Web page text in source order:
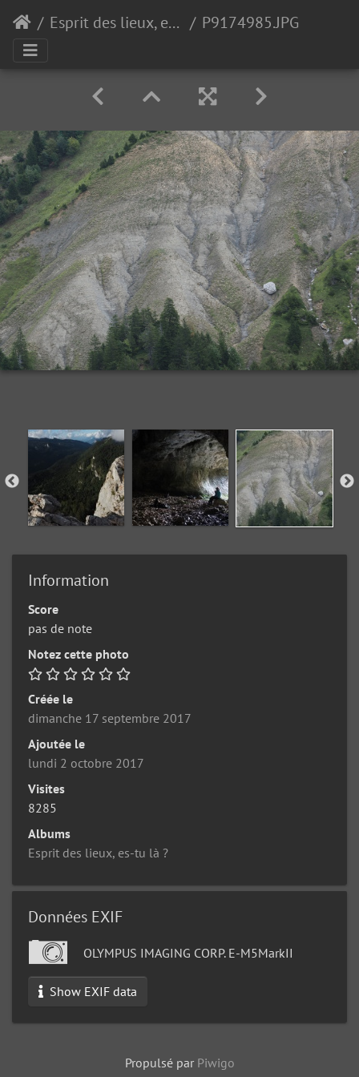
Esprit des lieux, es-tu là ? P9174985.JPG
Information
Score
pas de note
Notez cette photo
Créée le
dimanche 17 septembre 2017
Ajoutée le
lundi 2 octobre 2017
Visites
8285
Albums
Esprit des lieux, es-tu là ?
Données EXIF
OLYMPUS IMAGING CORP. E-M5MarkII
Show EXIF data
Propulsé par Piwigo